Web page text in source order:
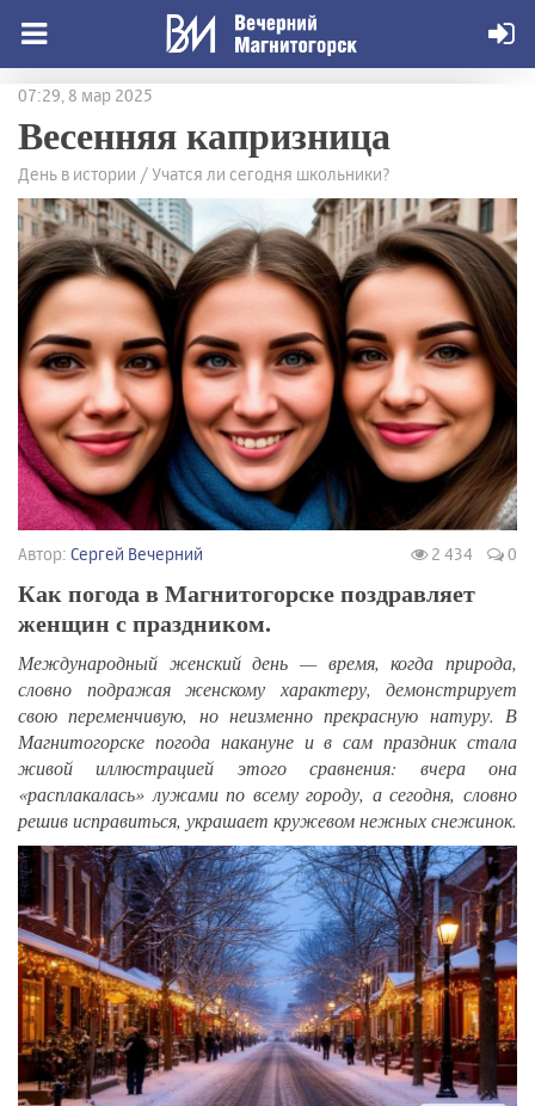
07:29, 8 мар 2025
Весенняя капризница
День в истории / Учатся ли сегодня школьники?
Автор: Сергей Вечерний 2 434 0
Как погода в Магнитогорске поздравляет
женщин с праздником.
Международный женский день — время, когда природа,
словно подражая женскому характеру, демонстрирует
свою переменчивую, но неизменно прекрасную натуру. В
Магнитогорске погода накануне и в сам праздник стала
живой иллюстрацией этого сравнения: вчера она
«расплакалась» лужами по всему городу, а сегодня, словно
решив исправиться, украшает кружевом нежных снежинок.